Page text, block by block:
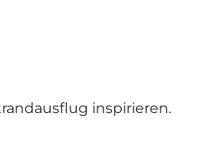
inspirieren.